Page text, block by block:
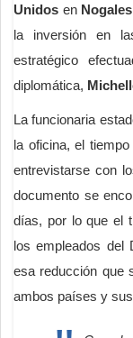
Unidos en
la inversión en
estratégico
diplomática,
La funcionaria
la oficina, el
entrevistarse con
documento se
días, por lo que el
los empleados del
esa reducción que
ambos países y